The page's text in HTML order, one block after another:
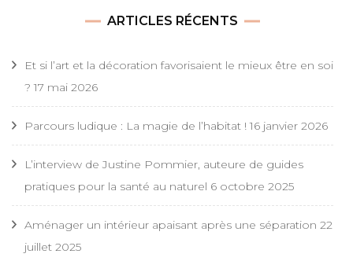
ARTICLES RÉCENTS
Et si l’art et la décoration favorisaient le mieux être en soi
? 17 mai 2026
Parcours ludique : La magie de l’habitat ! 16 janvier 2026
L’interview de Justine Pommier, auteure de guides
pratiques pour la santé au naturel 6 octobre 2025
Aménager un intérieur apaisant après une séparation 22
juillet 2025